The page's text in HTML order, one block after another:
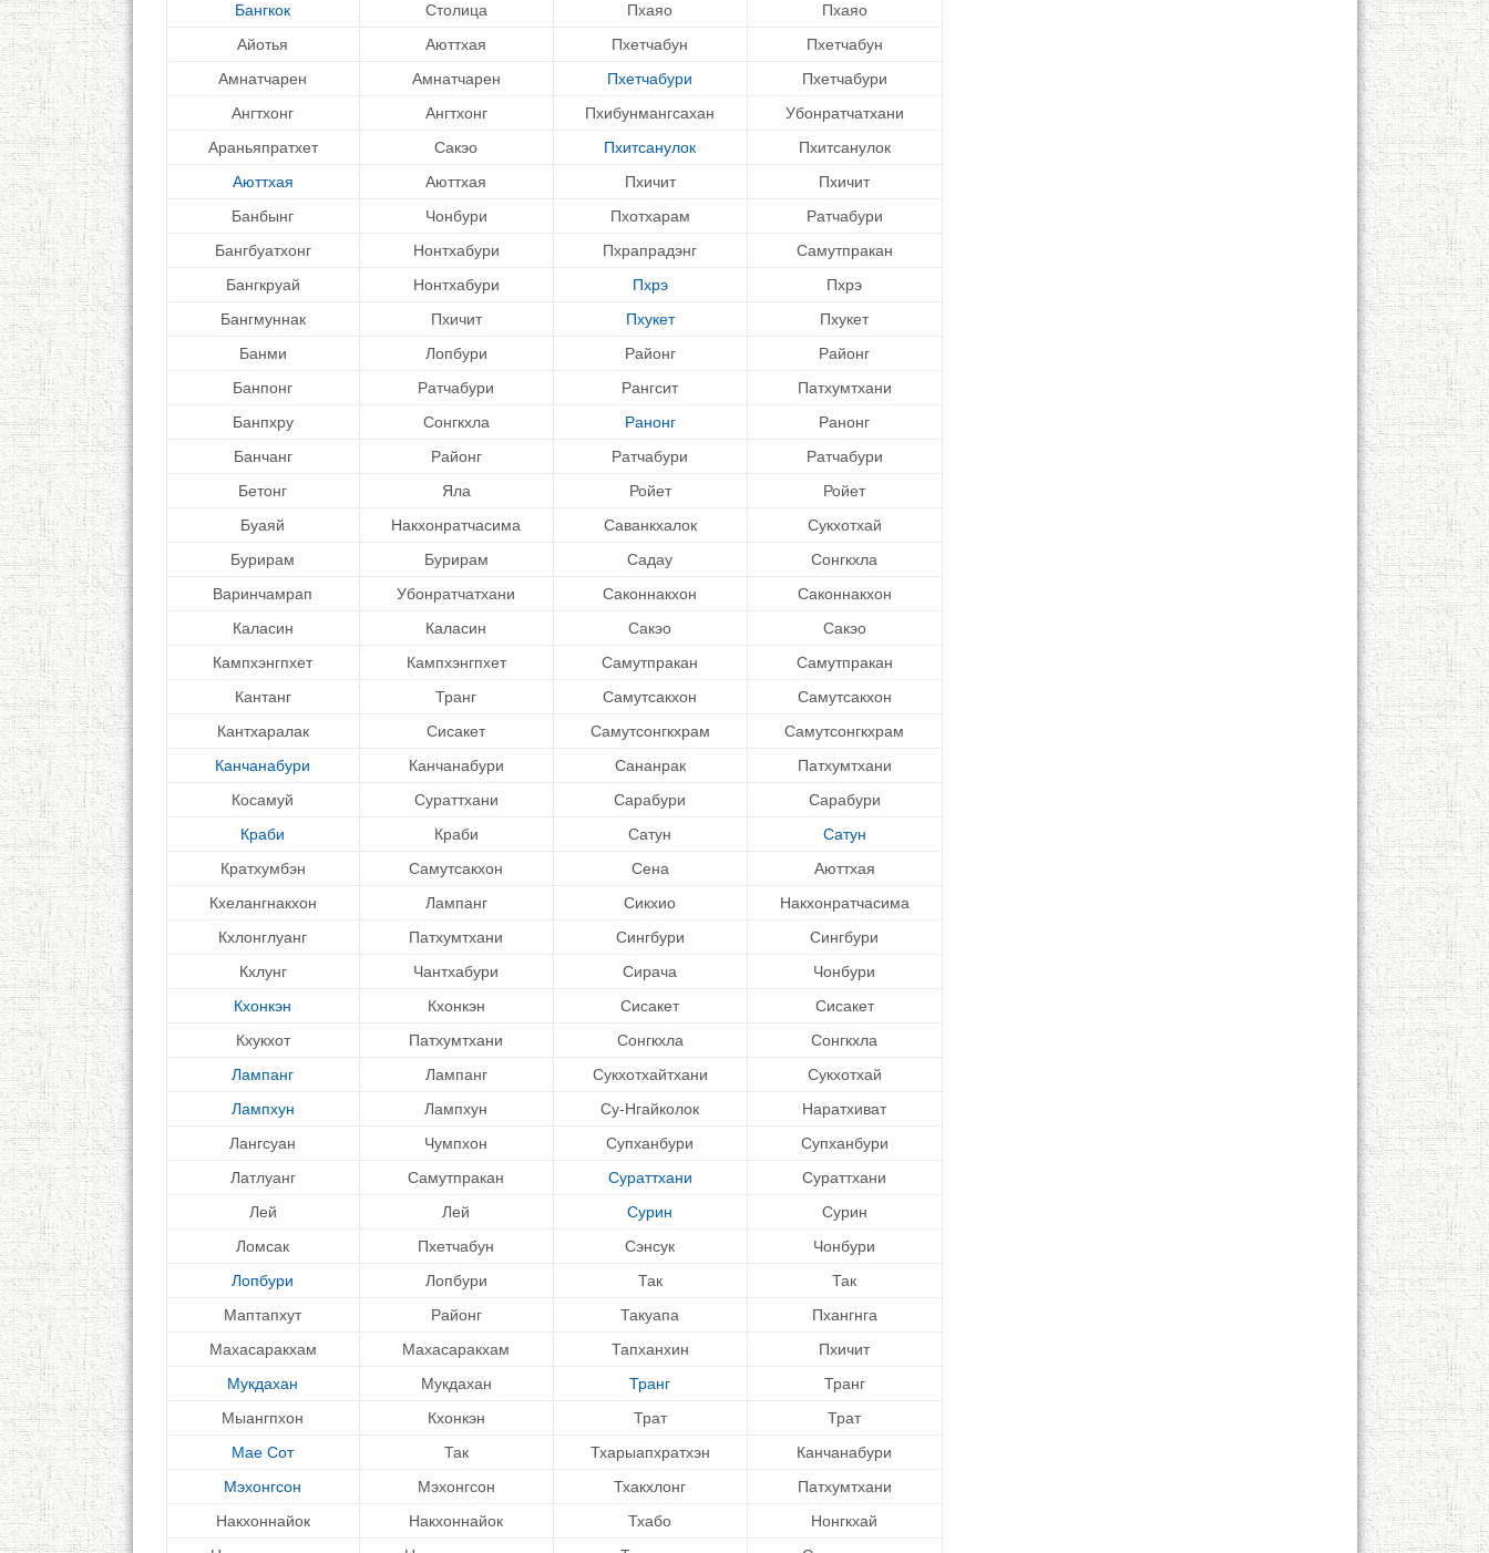
Бангкок
Столица Пхаяо
Пхаяо
Айотья
Аюттхая Пхетчабун
Пхетчабун
Амнатчарен
Амнатчарен Пхетчабури
Пхетчабури
Ангтхонг
Ангтхонг Пхибунмангсахан
Убонратчатхани
Араньяпратхет
Сакэо Пхитсанулок
Пхитсанулок
Аюттхая
Аюттхая Пхичит
Пхичит
Банбынг
Чонбури Пхотхарам
Ратчабури
Бангбуатхонг
Нонтхабури Пхрапрадэнг
Самутпракан
Бангкруай
Нонтхабури Пхрэ
Пхрэ
Бангмуннак
Пхичит Пхукет
Пхукет
Банми
Лопбури Районг
Районг
Банпонг
Ратчабури Рангсит
Патхумтхани
Банпхру
Сонгкхла Ранонг
Ранонг
Банчанг
Районг Ратчабури
Ратчабури
Бетонг
Яла Ройет
Ройет
Буаяй
Накхонратчасима Саванкхалок
Сукхотхай
Бурирам
Бурирам Садау
Сонгкхла
Варинчамрап
Убонратчатхани Саконнакхон
Саконнакхон
Каласин
Каласин Сакэо
Сакэо
Кампхэнгпхет
Кампхэнгпхет Самутпракан
Самутпракан
Кантанг
Транг Самутсакхон
Самутсакхон
Кантхаралак
Сисакет Самутсонгкхрам
Самутсонгкхрам
Канчанабури
Канчанабури Сананрак
Патхумтхани
Косамуй
Сураттхани Сарабури
Сарабури
Краби
Краби Сатун
Сатун
Кратхумбэн
Самутсакхон Сена
Аюттхая
Кхелангнакхон
Лампанг Сикхио
Накхонратчасима
Кхлонглуанг
Патхумтхани Сингбури
Сингбури
Кхлунг
Чантхабури Сирача
Чонбури
Кхонкэн
Кхонкэн Сисакет
Сисакет
Кхукхот
Патхумтхани Сонгкхла
Сонгкхла
Лампанг
Лампанг Сукхотхайтхани
Сукхотхай
Лампхун
Лампхун Су-Нгайколок
Наратхиват
Лангсуан
Чумпхон Супханбури
Супханбури
Латлуанг
Самутпракан Сураттхани
Сураттхани
Лей
Лей Сурин
Сурин
Ломсак
Пхетчабун Сэнсук
Чонбури
Лопбури
Лопбури Так
Так
Маптапхут
Районг Такуапа
Пхангнга
Махасаракхам
Махасаракхам Тапханхин
Пхичит
Мукдахан
Мукдахан Транг
Транг
Мыангпхон
Кхонкэн Трат
Трат
Мае Сот
Так Тхарыапхратхэн
Канчанабури
Мэхонгсон
Мэхонгсон Тхакхлонг
Патхумтхани
Накхоннайок
Накхоннайок Тхабо
Нонгкхай